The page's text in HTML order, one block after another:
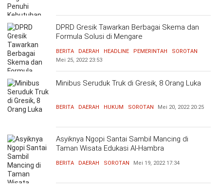
DPRD Gresik Tawarkan Berbagai Skema dan
Formula Solusi di Mengare
BERITA DAERAH HEADLINE PEMERINTAH
SOROTAN
Mei 25, 2022 23:53
Minibus Seruduk Truk di Gresik, 8 Orang Luka
BERITA DAERAH HUKUM SOROTAN Mei 20, 2022 20:25
Asyiknya Ngopi Santai Sambil Mancing di
Taman Wisata Edukasi Al-Hambra
BERITA DAERAH SOROTAN Mei 19, 2022 17:34